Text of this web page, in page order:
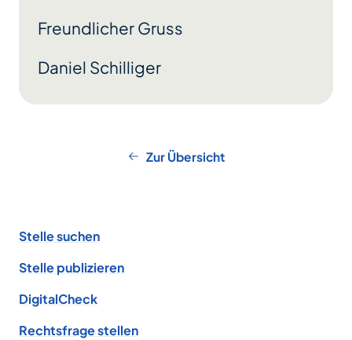
Freundlicher Gruss
Daniel Schilliger
Zur Übersicht
Stelle suchen
Stelle publizieren
DigitalCheck
Rechtsfrage stellen